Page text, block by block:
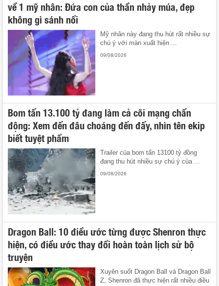
về 1 mỹ nhân: Đứa con của thần nhảy múa, đẹp
không gì sánh nổi
Mỹ nhân này đang thu hút rất nhiều sự
chú ý với màn xuất hiện ...
09/08/2026
Bom tấn 13.100 tỷ đang làm cả cõi mạng chấn
động: Xem đến đâu choáng đến đấy, nhìn tên ekip
biết tuyệt phẩm
Trailer của bom tấn 13100 tỷ đồng
đang thu hút nhiều sự chú ý của ...
09/08/2026
Dragon Ball: 10 điều ước từng được Shenron thực
hiện, có điều ước thay đổi hoàn toàn lịch sử bộ
truyện
Xuyên suốt Dragon Ball và Dragon Ball
Z, Shenron đã thực hiện rất nhiều điều